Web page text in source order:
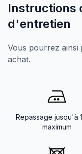
Instructions
d'entretien
Vous pourrez ainsi
achat.
Repassage jusqu'à
maximum